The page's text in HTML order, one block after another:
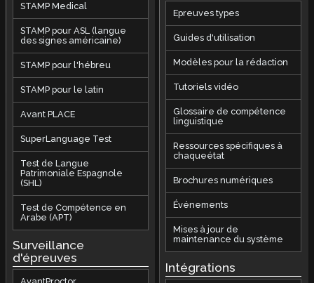
STAMP Medical
STAMP pour ASL (langue
des signes américaine)
STAMP pour l'hébreu
STAMP pour le latin
Avant PLACE
SuperLanguage Test
Test de Langue
Patrimoniale Espagnole
(SHL)
Test de Compétence en
Arabe (APT)
Surveillance
d'épreuves
Epreuves types
Guides d'utilisation
Modèles pour la rédaction
Tutoriels vidéo
Glossaire de compétence
linguistique
Ressources spécifiques à
chaqueétat
Brochures numériques
Événements
Mises à jour de
maintenance du système
Intégrations